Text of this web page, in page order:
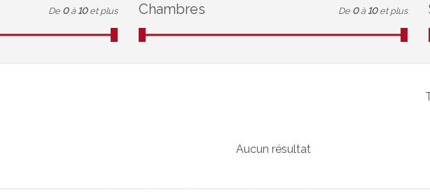
De 0 à 10 et plus Chambres De 0 à 10 et plus
Aucun résultat